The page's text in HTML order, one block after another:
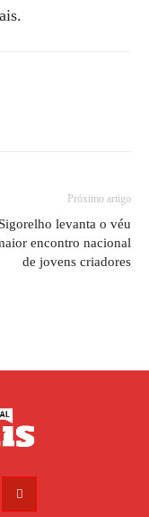
Próximo artigo
levanta o véu
encontro nacional
de jovens criadores